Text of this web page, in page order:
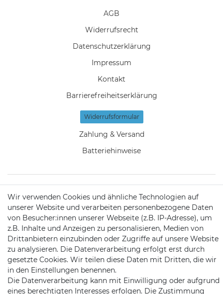
AGB
Widerrufs­recht
Daten­schutz­erklärung
Impressum
Kontakt
Barrierefreiheitserklärung
Widerrufs­formular
Zahlung & Versand
Batteriehinweise
KONTAKT
Telefon:09721 / 9453362
Mail:info@satshopping.de
Kopenhagenstr. 4
97424 Schweinfurt
Wir verwenden Cookies und ähnliche Technologien auf
unserer Website und verarbeiten personenbezogene Daten
von Besucher:innen unserer Webseite (z.B. IP-Adresse), um
z.B. Inhalte und Anzeigen zu personalisieren, Medien von
Drittanbietern einzubinden oder Zugriffe auf unsere Website
zu analysieren. Die Datenverarbeitung erfolgt erst durch
gesetzte Cookies. Wir teilen diese Daten mit Dritten, die wir
in den Einstellungen benennen.
Die Datenverarbeitung kann mit Einwilligung oder aufgrund
eines berechtigten Interesses erfolgen. Die Zustimmung